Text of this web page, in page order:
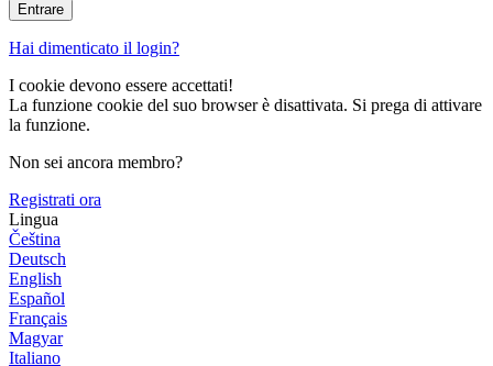
Hai dimenticato il login?
I cookie devono essere accettati!
La funzione cookie del suo browser è disattivata. Si prega di attivare
la funzione.
Non sei ancora membro?
Registrati ora
Lingua
Čeština
Deutsch
English
Español
Français
Magyar
Italiano